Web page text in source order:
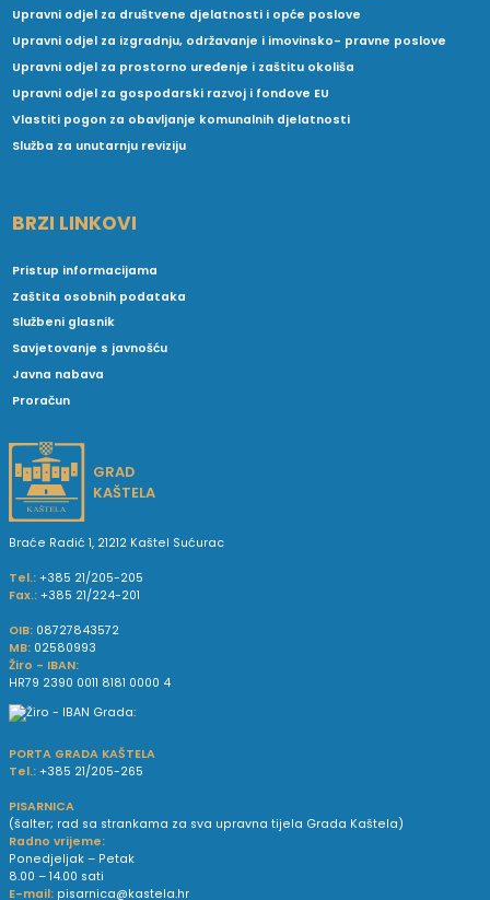
Upravni odjel za društvene djelatnosti i opće poslove
Upravni odjel za izgradnju, održavanje i imovinsko- pravne poslove
Upravni odjel za prostorno uređenje i zaštitu okoliša
Upravni odjel za gospodarski razvoj i fondove EU
Vlastiti pogon za obavljanje komunalnih djelatnosti
Služba za unutarnju reviziju
BRZI LINKOVI
Pristup informacijama
Zaštita osobnih podataka
Službeni glasnik
Savjetovanje s javnošću
Javna nabava
Proračun
GRAD
KAŠTELA
Braće Radić 1, 21212 Kaštel Sućurac
Tel.: +385 21/205-205
Fax.: +385 21/224-201
OIB: 08727843572
MB: 02580993
Žiro - IBAN:
HR79 2390 0011 8181 0000 4
PORTA GRADA KAŠTELA
Tel.: +385 21/205-265
PISARNICA
(šalter; rad sa strankama za sva upravna tijela Grada Kaštela)
Radno vrijeme:
Ponedjeljak – Petak
8.00 – 14.00 sati
E-mail: pisarnica@kastela.hr